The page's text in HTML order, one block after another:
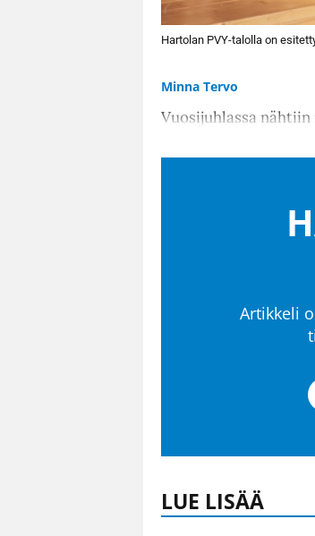
Hartolan PVY-talolla on
Minna Tervo
Vuosijuhlassa
Artikkeli
LUE LISÄÄ